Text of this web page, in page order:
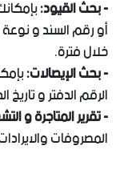
- بحث القيود:
أو رقم السند و
خلال فترة.
- بحث الإيصالات:
الرقم الدفتر و
- تقرير المتاجرة و
المصروفات